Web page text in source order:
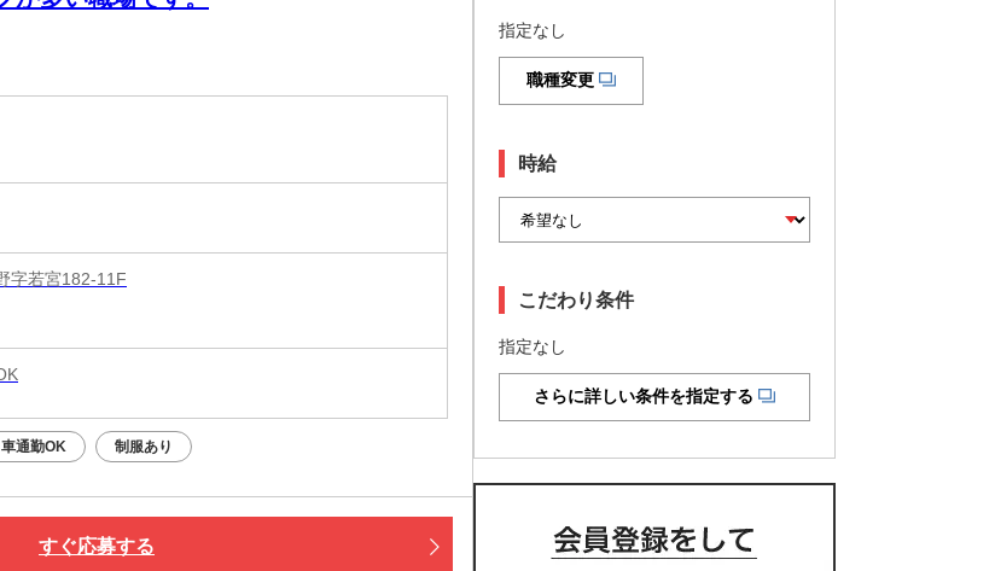
字若宮182-11F
車通勤OK 制服あり
すぐ応募する
指定なし
職種変更
時給
こだわり条件
指定なし
さらに詳しい条件を指定する